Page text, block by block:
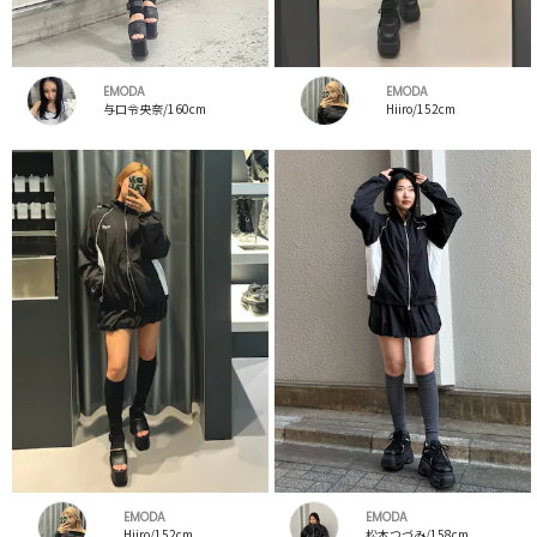
EMODA
与口令央奈/160cm
EMODA
Hiiro/152cm
EMODA
EMODA